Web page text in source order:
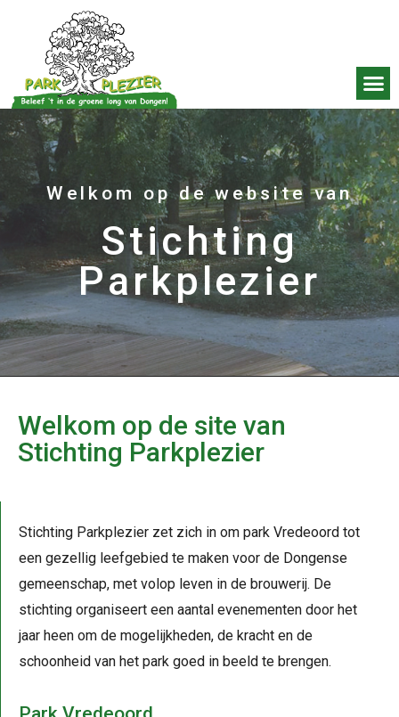
Welkom op de website van
Stichting
Parkplezier
Welkom op de site van
Stichting Parkplezier
Stichting Parkplezier zet zich in om park Vredeoord tot
een gezellig leefgebied te maken voor de Dongense
gemeenschap, met volop leven in de brouwerij. De
stichting organiseert een aantal evenementen door het
jaar heen om de mogelijkheden, de kracht en de
schoonheid van het park goed in beeld te brengen.